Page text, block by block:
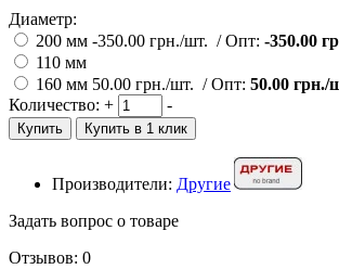
Диаметр:
200 мм -350.00 грн./шт. /Опт: -350.00
110 мм
160 мм 50.00 грн./шт. /Опт: 50.00 грн./
Количество: + -
Купить Купить в 1 клик
Производители: Другие
Задать вопрос о товаре
Отзывов: 0